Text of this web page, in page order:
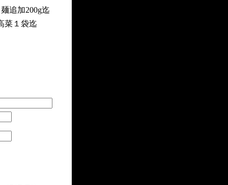
追加200g迄
菜１袋迄